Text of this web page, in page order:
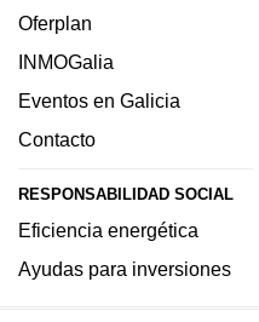
Oferplan
INMOGalia
Eventos en Galicia
Contacto
RESPONSABILIDAD SOCIAL
Eficiencia energética
Ayudas para inversiones